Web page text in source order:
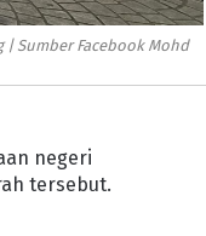
Sumber Facebook Mohd
negeri
tersebut.